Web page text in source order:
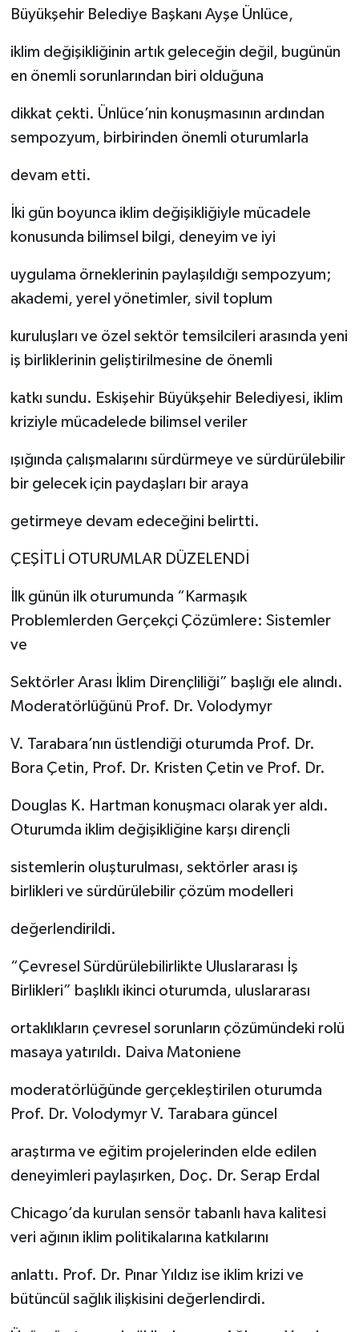
Büyükşehir Belediye Başkanı Ayşe Ünlüce,
iklim değişikliğinin artık geleceğin değil, bugünün
en önemli sorunlarından biri olduğuna
dikkat çekti. Ünlüce’nin konuşmasının ardından
sempozyum, birbirinden önemli oturumlarla
devam etti.
İki gün boyunca iklim değişikliğiyle mücadele
konusunda bilimsel bilgi, deneyim ve iyi
uygulama örneklerinin paylaşıldığı sempozyum;
akademi, yerel yönetimler, sivil toplum
kuruluşları ve özel sektör temsilcileri arasında yeni
iş birliklerinin geliştirilmesine de önemli
katkı sundu. Eskişehir Büyükşehir Belediyesi, iklim
kriziyle mücadelede bilimsel veriler
ışığında çalışmalarını sürdürmeye ve sürdürülebilir
bir gelecek için paydaşları bir araya
getirmeye devam edeceğini belirtti.
ÇEŞİTLİ OTURUMLAR DÜZELENDİ
İlk günün ilk oturumunda “Karmaşık
Problemlerden Gerçekçi Çözümlere: Sistemler
ve
Sektörler Arası İklim Dirençliliği” başlığı ele alındı.
Moderatörlüğünü Prof. Dr. Volodymyr
V. Tarabara’nın üstlendiği oturumda Prof. Dr.
Bora Çetin, Prof. Dr. Kristen Çetin ve Prof. Dr.
Douglas K. Hartman konuşmacı olarak yer aldı.
Oturumda iklim değişikliğine karşı dirençli
sistemlerin oluşturulması, sektörler arası iş
birlikleri ve sürdürülebilir çözüm modelleri
değerlendirildi.
“Çevresel Sürdürülebilirlikte Uluslararası İş
Birlikleri” başlıklı ikinci oturumda, uluslararası
ortaklıkların çevresel sorunların çözümündeki rolü
masaya yatırıldı. Daiva Matoniene
moderatörlüğünde gerçekleştirilen oturumda
Prof. Dr. Volodymyr V. Tarabara güncel
araştırma ve eğitim projelerinden elde edilen
deneyimleri paylaşırken, Doç. Dr. Serap Erdal
Chicago’da kurulan sensör tabanlı hava kalitesi
veri ağının iklim politikalarına katkılarını
anlattı. Prof. Dr. Pınar Yıldız ise iklim krizi ve
bütüncül sağlık ilişkisini değerlendirdi.